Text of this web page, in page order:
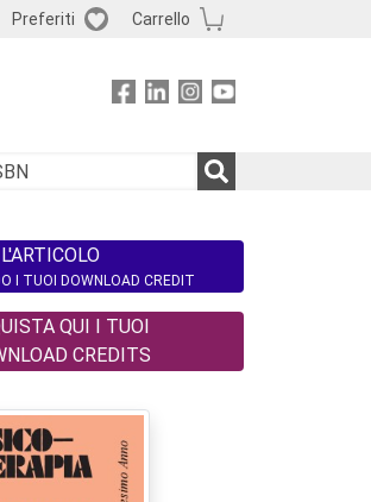
Preferiti Carrello
I TUOI DOWNLOAD CREDIT
QUI I TUOI
CREDITS